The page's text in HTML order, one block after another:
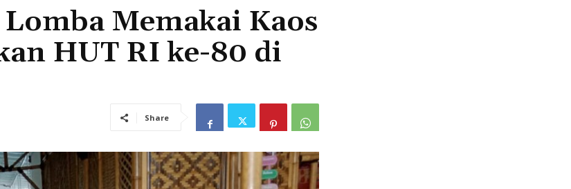
Memakai Kaos
HUT RI ke-80 di
Share